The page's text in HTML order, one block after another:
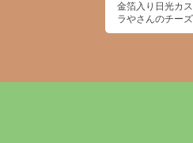
金箔入り日光カ
ラやさんのチー
葵最中など、自